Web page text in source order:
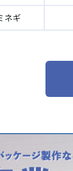
ネギ